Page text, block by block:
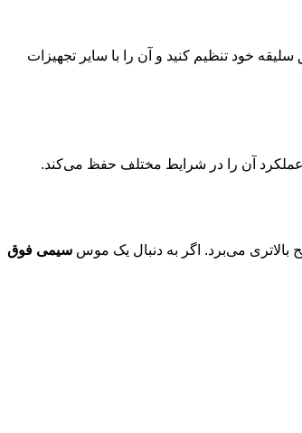
خود تنظیم کنید و آن را با سایر تجهیزات
آن را در شرایط مختلف حفظ می‌کند.
می‌برد. اگر به دنبال یک موس سیمی فوق